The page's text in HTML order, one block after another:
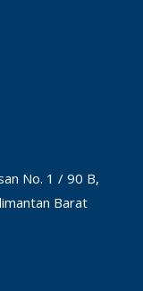
No. 1 / 90 B,
Barat